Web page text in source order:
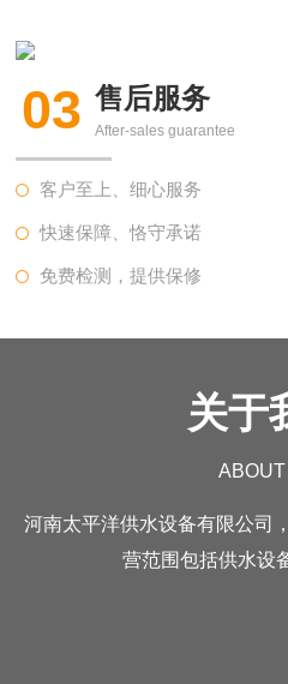
03 售后服务
After-sales guarantee
客户至上、细心服务
快速保障、恪守承诺
免费检测，提供保修
关于
河南太平洋供水设备有限公司
营范围包括供水设